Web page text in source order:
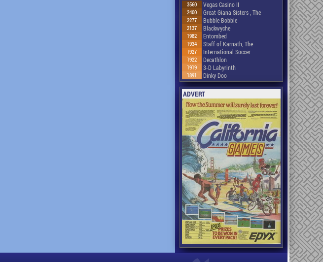
3560 Vegas Casino II
2400 Great Giana Sisters , The
2277 Bubble Bobble
2137 Blackwyche
1982 Entombed
1934 Staff of Karnath, The
1927 International Soccer
1922 Decathlon
1919 3-D Labyrinth
1891 Dinky Doo
ADVERT